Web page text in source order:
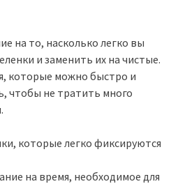
на то, насколько легко вы
и заменить их на чистые.
которые можно быстро и
чтобы не тратить много
которые легко фиксируются
на время, необходимое для